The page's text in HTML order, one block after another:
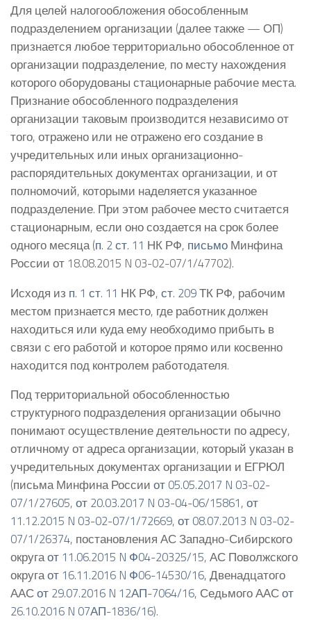
Для целей налогообложения обособленным
подразделением организации (далее также — ОП)
признается любое территориально обособленное от
организации подразделение, по месту нахождения
которого оборудованы стационарные рабочие места.
Признание обособленного подразделения
организации таковым производится независимо от
того, отражено или не отражено его создание в
учредительных или иных организационно-
распорядительных документах организации, и от
полномочий, которыми наделяется указанное
подразделение. При этом рабочее место считается
стационарным, если оно создается на срок более
одного месяца (п. 2 ст. 11 НК РФ, письмо Минфина
России от 18.08.2015 N 03-02-07/1/47702).
Исходя из п. 1 ст. 11 НК РФ, ст. 209ТК РФ, рабочим
местом признается место, где работник должен
находиться или куда ему необходимо прибыть в
связи с его работой и которое прямо или косвенно
находится под контролем работодателя.
Под территориальной обособленностью
структурного подразделения организации обычно
понимают осуществление деятельности по адресу,
отличному от адреса организации, который указан в
учредительных документах организации и ЕГРЮЛ
(письма Минфина России от 05.05.2017 N 03-02-
07/1/27605, от 20.03.2017 N 03-04-06/15861, от
11.12.2015 N 03-02-07/1/72669, от 08.07.2013 N 03-02-
07/1/26374, постановления АС Западно-Сибирского
округаот 11.06.2015 N Ф04-20325/15, АС Поволжского
округаот 16.11.2016 N Ф06-14530/16, Двенадцатого
ААСот 29.07.2016 N 12АП-7064/16, Седьмого ААСот
26.10.2016 N 07АП-1836/16).